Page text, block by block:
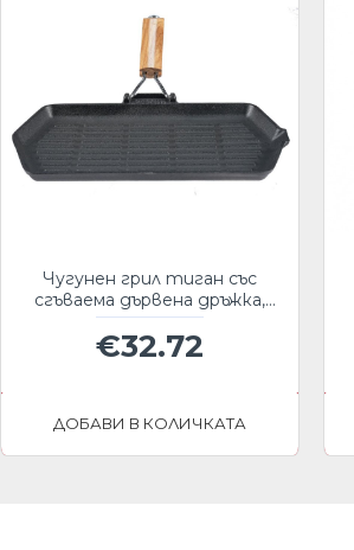
Чугунен грил тиган със
сгъваема дървена дръжка,
35x21см
€32.72
ДОБАВИ В КОЛИЧКАТА